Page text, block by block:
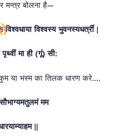
मन्त्र बोलना है—
विश्वस्य भुवनस्यधर्त्रीं |
मा ही (गूं) सी:
या भस्म का तिलक धारण करे….
मम
||